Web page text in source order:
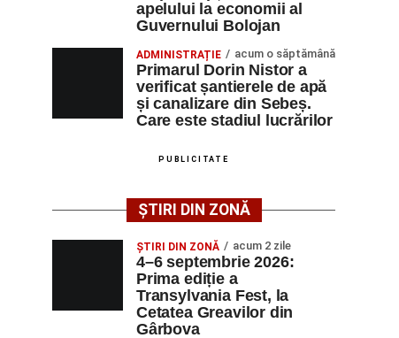
apelului la economii al
Guvernului Bolojan
ADMINISTRAȚIE acum o săptămână
Primarul Dorin Nistor a
verificat șantierele de apă
și canalizare din Sebeș.
Care este stadiul lucrărilor
PUBLICITATE
ȘTIRI DIN ZONĂ
ȘTIRI DIN ZONĂ acum 2 zile
4–6 septembrie 2026:
Prima ediție a
Transylvania Fest, la
Cetatea Greavilor din
Gârbova